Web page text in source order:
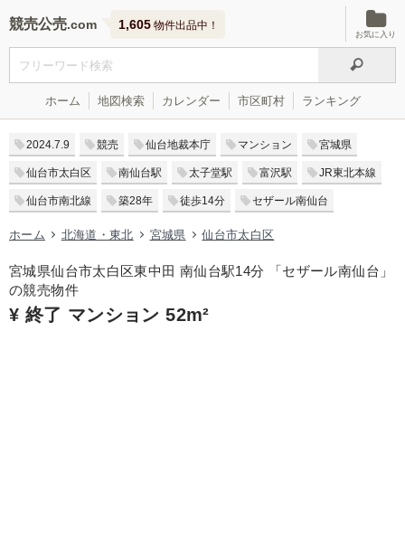
競売公売 1,605 物件出品中！
お気に入り
ホーム 地図検索 カレンダー 市区町村 ランキング
2024.7.9 競売 仙台地裁本庁 マンション 宮城県
仙台市太白区 南仙台駅 太子堂駅 富沢駅 JR東北本線
仙台市南北線 築28年 徒歩14分 セザール南仙台
ホーム 北海道・東北 宮城県 仙台市太白区
宮城県仙台市太白区東中田 南仙台駅14分 「セザール南仙台」
の競売物件
¥ 終了 マンション 52m²